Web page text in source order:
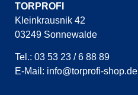
TORPROFI
Kleinkrausnik 42
03249 Sonnewalde
Tel.: 03 53 23 / 6 88 89
E-Mail: info@torprofi-shop.de